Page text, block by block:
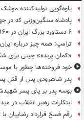
یاوه‌گویی تولیدکننده موشک
پادشاه سنگین‌وزنی که در
۶ دستاورد بزرگ ایران در ۱۶۰ روز رهبری رهبر انقلاب
ترامپ: همه چیز درباره
«کمانِ پرنده» چینی برای
خود فروخته‌ها چطور با
پدر شاهرودی پس از قتل
بوسه‌ پدر بر پای پسر
ابتکارات رهبر انقلاب در
رقم فسخ قرارداد رضاییان با استقلال